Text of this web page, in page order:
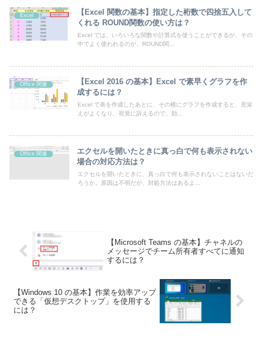
Excel
【Excel 関数の基本】指定した桁数で四捨五入して
くれる ROUND関数の使い方は？
Excel では、いろいろな関数や計算式を使うことができるが、その
中でよく使われるのが、ROUND関...
Office 関連
【Excel 2016 の基本】Excel で素早くグラフを作
成するには？
Excel で表を作成したあとに、その横にグラフを作成すると、見栄
えがよくなり、視覚に訴えるので、効...
Office 関連
エクセルを開いたときに真っ白で何も表示されない
場合の対応方法は？
エクセルを開いたときに、真っ白で何も表示されないことはないだ
ろうか。原因は不明だが、対処方法はあるよ...
【Microsoft Teams の基本】チャネルの
メッセージでチーム所有者すべてに通知
するには？
【Windows 10 の基本】作業を効率アップ
できる「仮想デスクトップ」を使用する
には？